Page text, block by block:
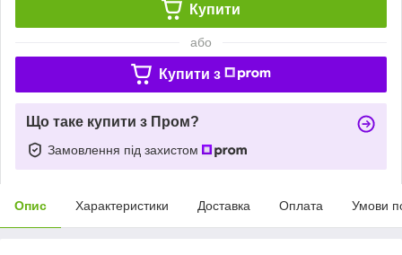
Купити
або
Купити з
Що таке купити з Пром?
Замовлення під захистом
Опис Характеристики Доставка Оплата Умови